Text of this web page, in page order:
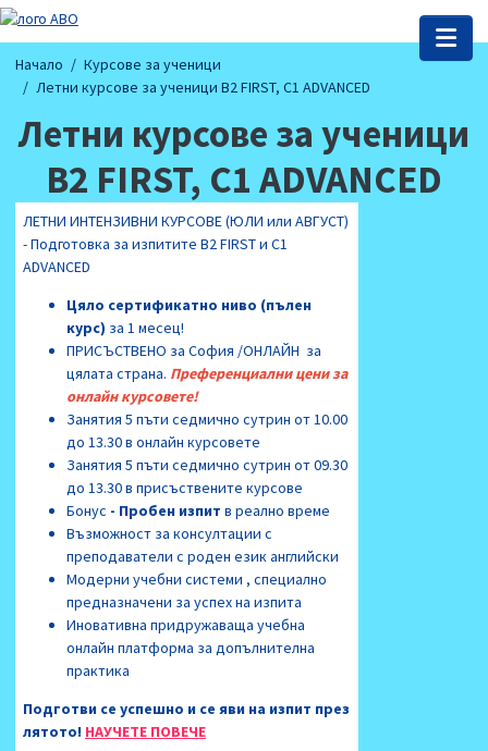
Начало
Курсове за ученици
Летни курсове за ученици B2 FIRST, C1 ADVANCED
Летни курсове за ученици
B2 FIRST, C1 ADVANCED
ЛЕТНИ ИНТЕНЗИВНИ КУРСОВЕ (ЮЛИ или АВГУСТ)
- Подготовка за изпитите B2 FIRST и C1
ADVANCED
Цяло сертификатно ниво (пълен
курс) за 1 месец!
ПРИСЪСТВЕНО за София /ОНЛАЙН за
цялата страна. Преференциални цени за
онлайн курсовете!
Занятия 5 пъти седмично сутрин от 10.00
до 13.30 в онлайн курсовете
Занятия 5 пъти седмично сутрин от 09.30
до 13.30 в присъствените курсове
Бонус - Пробен изпит в реално време
Възможност за консултации с
преподаватели с роден език английски
Модерни учебни системи , специално
предназначени за успех на изпита
Иновативна придружаваща учебна
онлайн платформа за допълнителна
практика
Подготви се успешно и се яви на изпит през
лятото! НАУЧЕТЕ ПОВЕЧЕ